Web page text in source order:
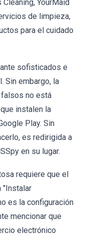
YourMaid
de limpieza,
para el cuidado
sofisticados e
Sin embargo, la
no está
instalen la
Play. Sin
es redirigida a
en su lugar.
requiere que el
"Instalar
es la configuración
mencionar que
electrónico